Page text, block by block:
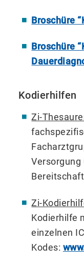
Broschüre
Broschüre
Kodierhilfen
Zi-
Versorgung
Zi-
Kodierhilfe
einzelnen
Kodes: